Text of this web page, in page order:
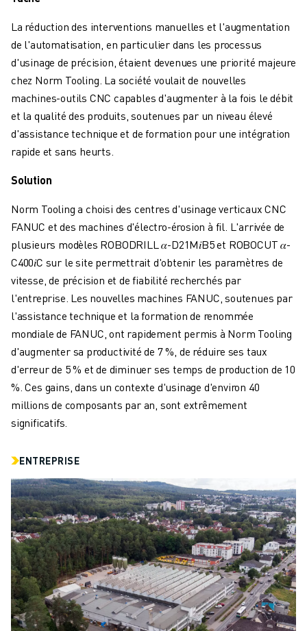
FORMATION ET ÉDUCATION
FANUC ACADEMY
SOLUTIONS POUR LES INDUSTRIES
SOLUTIONS POUR L'ÉDUCATION
WORLDSKILLS ET JEUNES TALENTS
ÉVÉNEMENTS ÉDUCATIFS
ACTUALITÉS ET MÉDIAS
ACTUALITÉS ET MÉDIAS
EVÉNEMENTS
A PROPOS DE FANUC
FANUC EN EUROPE
DÉVELOPPEMENT DURABLE
FAÇONNEZ VOTRE AVENIR AVEC FANUC
REJOIGNEZ-NOUS
LOCALISATION DES SITES
La réduction des interventions manuelles et l'augmentation
de l'automatisation, en particulier dans les processus
d'usinage de précision, étaient devenues une priorité majeure
chez Norm Tooling. La société voulait de nouvelles
machines-outils CNC capables d'augmenter à la fois le débit
et la qualité des produits, soutenues par un niveau élevé
d'assistance technique et de formation pour une intégration
rapide et sans heurts.
Solution
Norm Tooling a choisi des centres d'usinage verticaux CNC
FANUC et des machines d'électro-érosion à fil. L'arrivée de
plusieurs modèles ROBODRILL 𝛼-D21M𝑖B5 et ROBOCUT 𝛼-
C400𝑖C sur le site permettrait d'obtenir les paramètres de
vitesse, de précision et de fiabilité recherchés par
l'entreprise. Les nouvelles machines FANUC, soutenues par
l'assistance technique et la formation de renommée
mondiale de FANUC, ont rapidement permis à Norm Tooling
d'augmenter sa productivité de 7 %, de réduire ses taux
d'erreur de 5 % et de diminuer ses temps de production de 10
%. Ces gains, dans un contexte d'usinage d'environ 40
millions de composants par an, sont extrêmement
significatifs.
ENTREPRISE